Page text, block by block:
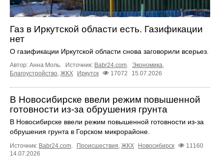
Газ в Иркутской области есть. Газификации
нет
О газификации Иркутской области снова заговорили всерьез.
Автор: Анна Моль. Источник: Babr24.com. Экономика,
Благоустройство, ЖКХ Иркутск 17072 15.07.2026
В Новосибирске ввели режим повышенной
готовности из-за обрушения грунта
В Новосибирске ввели режим повышенной готовности из-за
обрушения грунта в Горском микрорайоне.
Источник: Babr24.com. Происшествия, ЖКХ Новосибирск
11160
14.07.2026